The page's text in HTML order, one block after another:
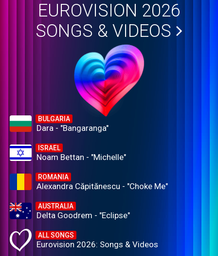
EUROVISION 2026
SONGS & VIDEOS
BULGARIA
Dara - "Bangaranga"
ISRAEL
Noam Bettan - "Michelle"
ROMANIA
Alexandra Căpitănescu - "Choke Me"
AUSTRALIA
Delta Goodrem - "Eclipse"
ALL SONGS
Eurovision 2026: Songs & Videos